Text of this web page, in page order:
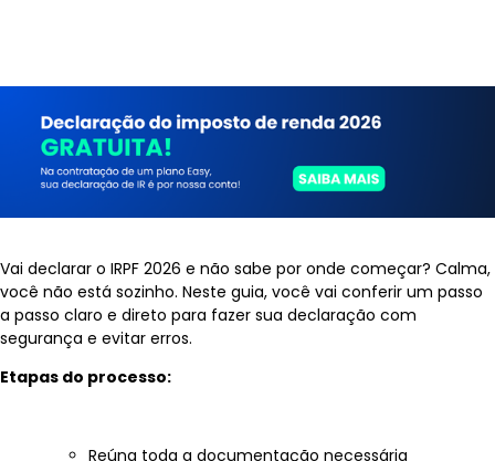
Vai declarar o IRPF 2026 e não sabe por onde começar? Calma,
você não está sozinho. Neste guia, você vai conferir um passo
a passo claro e direto para fazer sua declaração com
segurança e evitar erros.
Etapas do processo:
Reúna toda a documentação necessária